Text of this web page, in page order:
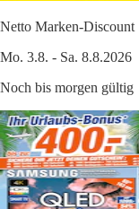
Netto Marken-Discount
Mo. 3.8. - Sa. 8.8.2026
Noch bis morgen gültig